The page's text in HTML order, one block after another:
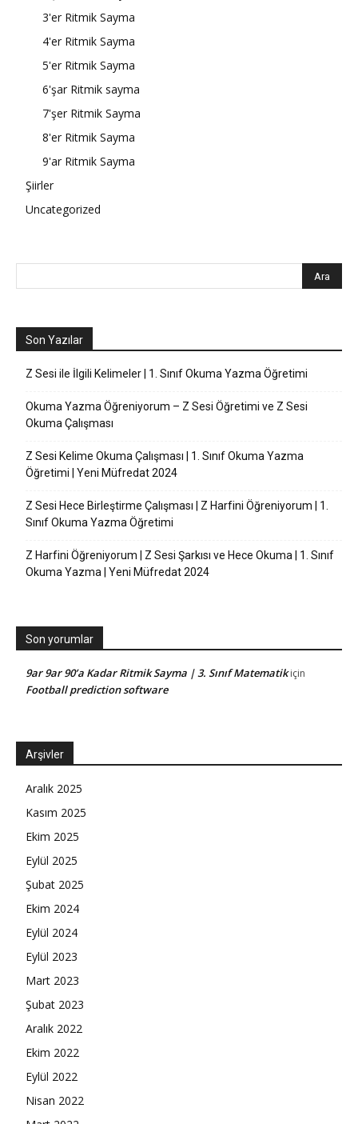
3'er Ritmik Sayma
4'er Ritmik Sayma
5'er Ritmik Sayma
6'şar Ritmik sayma
7'şer Ritmik Sayma
8'er Ritmik Sayma
9'ar Ritmik Sayma
Şiirler
Uncategorized
Son Yazılar
Z Sesi ile İlgili Kelimeler | 1. Sınıf Okuma Yazma Öğretimi
Okuma Yazma Öğreniyorum – Z Sesi Öğretimi ve Z Sesi
Okuma Çalışması
Z Sesi Kelime Okuma Çalışması | 1. Sınıf Okuma Yazma
Öğretimi | Yeni Müfredat 2024
Z Sesi Hece Birleştirme Çalışması | Z Harfini Öğreniyorum | 1.
Sınıf Okuma Yazma Öğretimi
Z Harfini Öğreniyorum | Z Sesi Şarkısı ve Hece Okuma | 1. Sınıf
Okuma Yazma | Yeni Müfredat 2024
Son yorumlar
9ar 9ar 90’a Kadar Ritmik Sayma | 3. Sınıf Matematikiçin
Football prediction software
Arşivler
Aralık 2025
Kasım 2025
Ekim 2025
Eylül 2025
Şubat 2025
Ekim 2024
Eylül 2024
Eylül 2023
Mart 2023
Şubat 2023
Aralık 2022
Ekim 2022
Eylül 2022
Nisan 2022